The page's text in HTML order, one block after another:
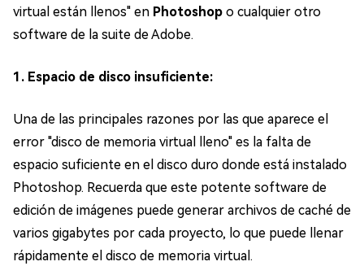
virtual están llenos" en Photoshop o cualquier otro
software de la suite de Adobe.
1. Espacio de disco insuficiente:
Una de las principales razones por las que aparece el
error "disco de memoria virtual lleno" es la falta de
espacio suficiente en el disco duro donde está instalado
Photoshop. Recuerda que este potente software de
edición de imágenes puede generar archivos de caché de
varios gigabytes por cada proyecto, lo que puede llenar
rápidamente el disco de memoria virtual.